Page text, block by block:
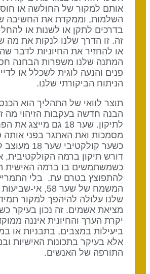
אותם למקור של החולשה או חוסר
השלמות, וממקדת את החשיבה
בדרכים לתקן או לשנות או
זה. זו הדרך שלנו לנקות את מה
או להחזיר את החיוניות לדבר
המתנה שלנו משפרות הבחנה
פנים והנעה לוגית לשכלל או
הניתוח הביקורתי שלנו.
תוצר לוואי של התהליך הוא
הבנה חדשה בעקבות הזיהוי מה
לתיקון. שער 18 גם מייצג את
מסמכות ואת האתגר בפני אותה
כשער קולקטיבי שער
דורש תיקון ברמה הקולקטיבית,
כשמשתמשים בו ברמה האישית
להתפוצץ בטרם עת. בלי התמריץ
המשמח של שער 58, אי-
שלנו עלולה להיהפך למקור
מציאת אשמים. זה נכון בעיקר
יקרת הערך והחיונית איננה
ביעילות במצבים, בתבניות או
אלא בעיקר בתכונות האישיות
התורפה של האנשים.